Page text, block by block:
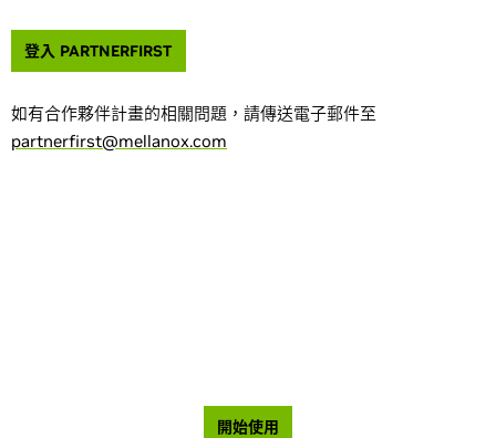
登入 PARTNERFIRST
如有合作夥伴計畫的相關問題，請傳送電子郵件至
partnerfirst@mellanox.com
開始使用